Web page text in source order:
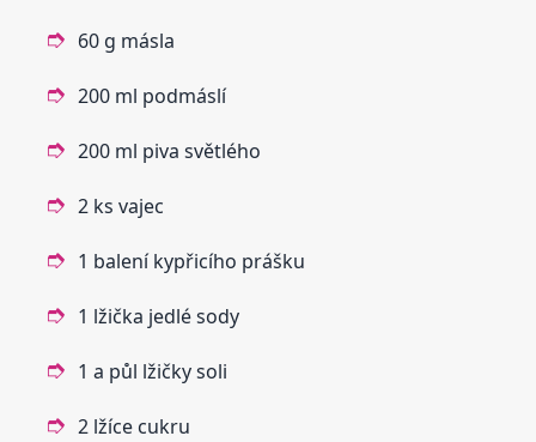
60 g másla
200 ml podmáslí
200 ml piva světlého
2 ks vajec
1 balení kypřicího prášku
1 lžička jedlé sody
1 a půl lžičky soli
2 lžíce cukru